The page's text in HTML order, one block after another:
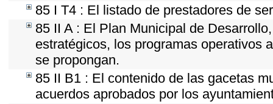
85 I T4 : El listado de prestadores de
85 II A : El Plan Municipal de
estratégicos, los programas operativos
se propongan.
85 II B1 : El contenido de las gacetas
acuerdos aprobados por los